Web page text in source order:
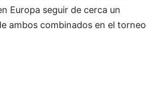
Europa seguir de cerca un
ambos combinados en el torneo